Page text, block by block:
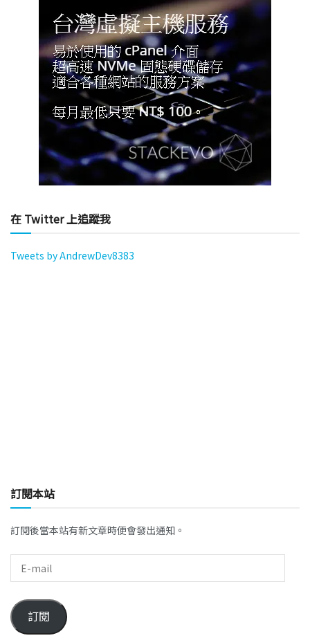
在 Twitter 上追蹤我
Tweets by AndrewDev8383
訂閱本站
訂閱後當本站有新文章時便會發出通知。
訂閱